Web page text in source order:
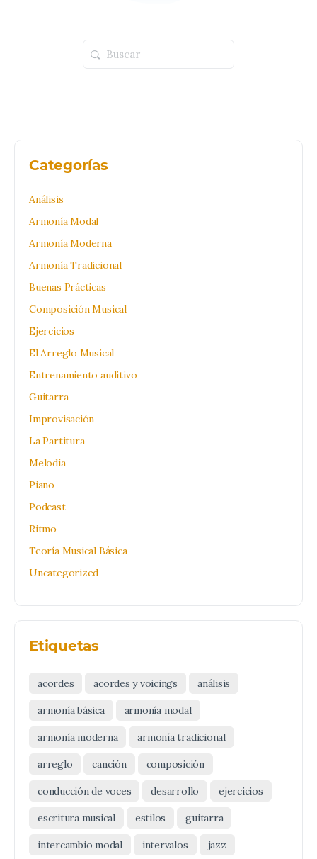
Buscar:
Categorías
Análisis
Armonía Modal
Armonía Moderna
Armonía Tradicional
Buenas Prácticas
Composición Musical
Ejercicios
El Arreglo Musical
Entrenamiento auditivo
Guitarra
Improvisación
La Partitura
Melodía
Piano
Podcast
Ritmo
Teoría Musical Básica
Uncategorized
Etiquetas
acordes acordes y voicings análisis
armonía básica armonía modal
armonía moderna armonía tradicional
arreglo canción composición
conducción de voces desarrollo ejercicios
escritura musical estilos guitarra
intercambio modal intervalos jazz